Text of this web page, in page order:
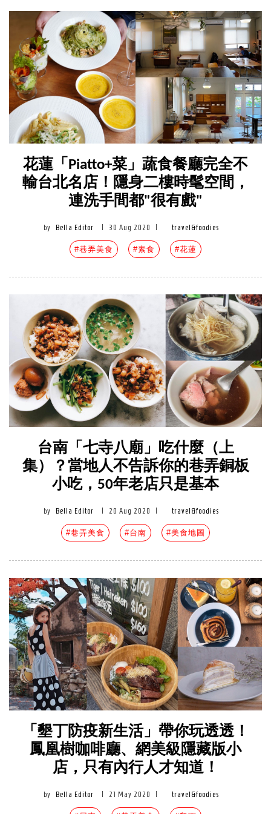
花蓮「Piatto+菜」蔬食餐廳完全不
輸台北名店！隱身二樓時髦空間，
連洗手間都"很有戲"
by Bella Editor 30 Aug 2020 travel&foodies
#巷弄美食 #素食 #花蓮
台南「七寺八廟」吃什麼（上
集）？當地人不告訴你的巷弄銅板
小吃，50年老店只是基本
by Bella Editor 20 Aug 2020 travel&foodies
#巷弄美食 #台南 #美食地圖
「墾丁防疫新生活」帶你玩透透！
鳳凰樹咖啡廳、網美級隱藏版小
店，只有內行人才知道！
by Bella Editor 21 May 2020 travel&foodies